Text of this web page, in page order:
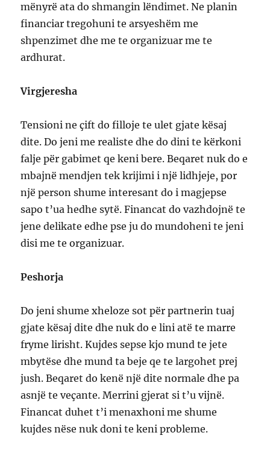
mënyrë ata do shmangin lëndimet. Ne planin
financiar tregohuni te arsyeshëm me
shpenzimet dhe me te organizuar me te
ardhurat.
Virgjeresha
Tensioni ne çift do filloje te ulet gjate kësaj
dite. Do jeni me realiste dhe do dini te kërkoni
falje për gabimet qe keni bere. Beqaret nuk do e
mbajnë mendjen tek krijimi i një lidhjeje, por
një person shume interesant do i magjepse
sapo t’ua hedhe sytë. Financat do vazhdojnë te
jene delikate edhe pse ju do mundoheni te jeni
disi me te organizuar.
Peshorja
Do jeni shume xheloze sot për partnerin tuaj
gjate kësaj dite dhe nuk do e lini atë te marre
fryme lirisht. Kujdes sepse kjo mund te jete
mbytëse dhe mund ta beje qe te largohet prej
jush. Beqaret do kenë një dite normale dhe pa
asnjë te veçante. Merrini gjerat si t’u vijnë.
Financat duhet t’i menaxhoni me shume
kujdes nëse nuk doni te keni probleme.